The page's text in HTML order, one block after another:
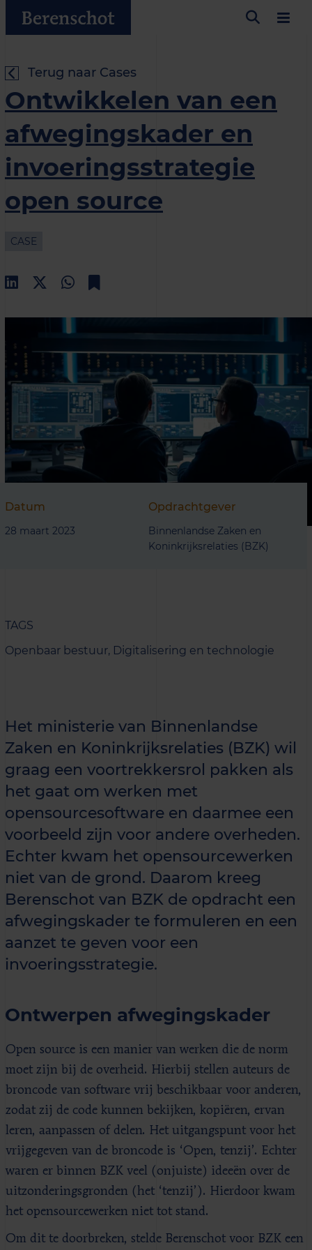
Terug naar Cases
Ontwikkelen van een
afwegingskader en
invoeringsstrategie
open source
CASE
Datum
28 maart 2023
Opdrachtgever
Binnenlandse Zaken en
Koninkrijksrelaties (BZK)
TAGS
Openbaar bestuur, Digitalisering en technologie
Het ministerie van Binnenlandse
Zaken en Koninkrijksrelaties (BZK) wil
graag een voortrekkersrol pakken als
het gaat om werken met
opensourcesoftware en daarmee een
voorbeeld zijn voor andere overheden.
Echter kwam het opensourcewerken
niet van de grond. Daarom kreeg
Berenschot van BZK de opdracht een
afwegingskader te formuleren en een
aanzet te geven voor een
invoeringsstrategie.
Ontwerpen afwegingskader
Open source is een manier van werken die de norm
moet zijn bij de overheid. Hierbij stellen auteurs de
broncode van software vrij beschikbaar voor anderen,
zodat zij de code kunnen bekijken, kopiëren, ervan
leren, aanpassen of delen. Het uitgangspunt voor het
vrijgegeven van de broncode is ‘Open, tenzij’. Echter
waren er binnen BZK veel (onjuiste) ideeën over de
uitzonderingsgronden (het ‘tenzij’). Hierdoor kwam
het opensourcewerken niet tot stand.
Om dit te doorbreken, stelde Berenschot voor BZK een